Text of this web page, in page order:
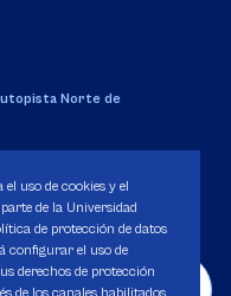
Norte de
enero de 1980.
uso de cookies y el
de la Universidad
de protección de datos
configurar el uso de
derechos de protección